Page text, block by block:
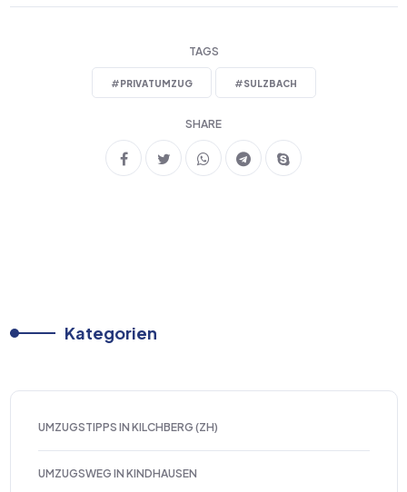
TAGS
#PRIVATUMZUG #SULZBACH
SHARE
Kategorien
UMZUGSTIPPS IN KILCHBERG (ZH)
UMZUGSWEG IN KINDHAUSEN